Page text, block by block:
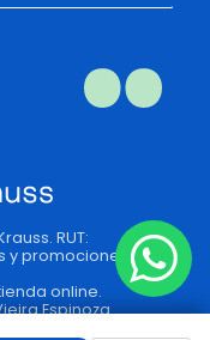
RUT:
y promociones
online.
Espinoza